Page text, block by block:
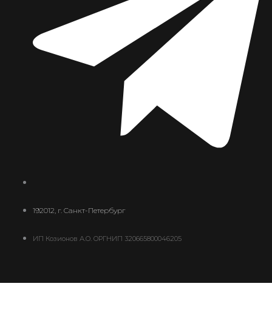
192012, г. Санкт-Петербург
ИП Козионов А.О. ОРГНИП 320665800046205